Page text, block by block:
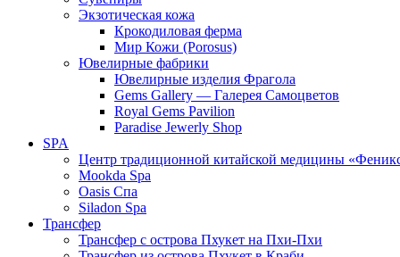
Экзотическая кожа
Крокодиловая ферма
Мир Кожи (Porosus)
Ювелирные фабрики
Ювелирные изделия Фрагола
Gems Gallery — Галерея Самоцветов
Royal Gems Pavilion
Paradise Jewerly Shop
SPA
Центр традиционной китайской медицины
Mookda Spa
Oasis Спа
Siladon Spa
Трансфер
Трансфер с острова Пхукет на Пхи-Пхи